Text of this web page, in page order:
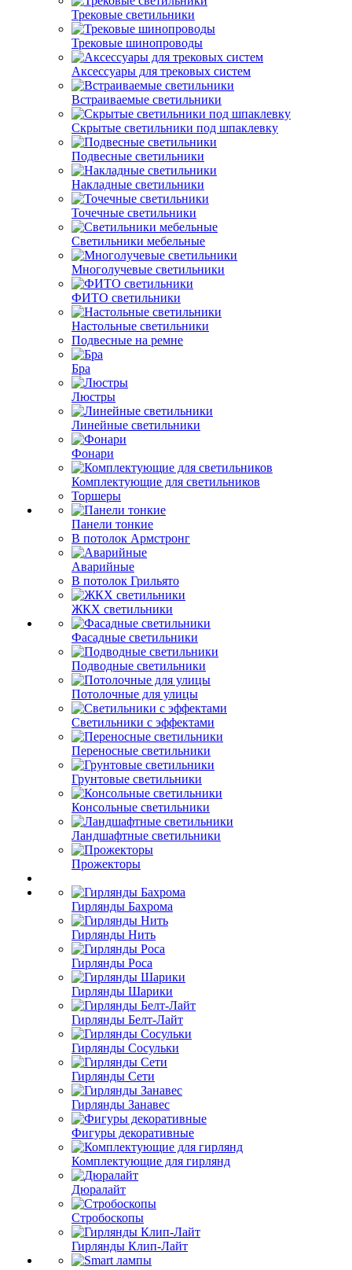
Трековые светильники
Трековые шинопроводы
Аксессуары для трековых систем
Встраиваемые светильники
Скрытые светильники под шпаклевку
Подвесные светильники
Накладные светильники
Точечные светильники
Светильники мебельные
Многолучевые светильники
ФИТО светильники
Настольные светильники
Подвесные на ремне
Бра
Люстры
Линейные светильники
Фонари
Комплектующие для светильников
Торшеры
Панели тонкие
В потолок Армстронг
Аварийные
В потолок Грильято
ЖКХ светильники
Фасадные светильники
Подводные светильники
Потолочные для улицы
Светильники с эффектами
Переносные светильники
Грунтовые светильники
Консольные светильники
Ландшафтные светильники
Прожекторы
Гирлянды Бахрома
Гирлянды Нить
Гирлянды Роса
Гирлянды Шарики
Гирлянды Белт-Лайт
Гирлянды Сосульки
Гирлянды Сети
Гирлянды Занавес
Фигуры декоративные
Комплектующие для гирлянд
Дюралайт
Стробоскопы
Гирлянды Клип-Лайт